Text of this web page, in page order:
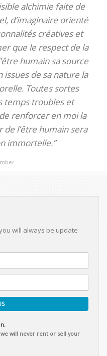
alchimie faite de
d’imaginaire orienté
créatives et
que le respect de la
humain sa source
issues de sa nature la
Toutes sortes
temps troubles et
renforcer en moi la
l’être humain sera
immortelle.”
will always be update
will never rent or sell your